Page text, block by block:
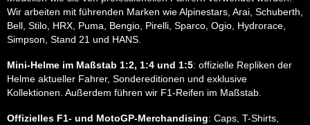
Wir arbeiten mit führenden Marken wie Alpinestars, Arai, Schuberth,
Bell, Stilo, HRX, Puma, Bengio, Pirelli, Sparco, Ogio, Hydrorace,
Simpson, Stand 21 und HANS.
Mini-Helme im Maßstab 1:2, 1:4 und 1:5: offizielle Repliken der
Helme aktueller Fahrer, Sondereditionen und exklusive
Kollektionen. Außerdem führen wir F1-Reifen im Maßstab.
Offizielles F1- und MotoGP-Merchandising: Caps, T-Shirts,